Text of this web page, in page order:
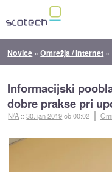
Novice »Omrežja / internet »
Informacijski
dobre prakse pri
N/A ::30. jan 2019ob 00:02